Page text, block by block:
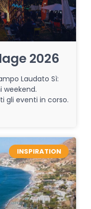
2026
Laudato Sì:
weekend.
gli eventi in corso.
INSPIRATION